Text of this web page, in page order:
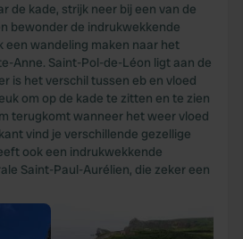
de kade, strijk neer bij een van de
bewonder de indrukwekkende
een wandeling maken naar het
Anne. Saint-Pol-de-Léon ligt aan de
is het verschil tussen eb en vloed
om op de kade te zitten en te zien
terugkomt wanneer het weer vloed
vind je verschillende gezellige
ook een indrukwekkende
Saint-Paul-Aurélien, die zeker een